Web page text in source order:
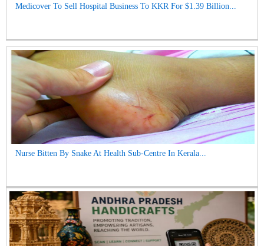
Medicover To Sell Hospital Business To KKR For $1.39 Billion...
Nurse Bitten By Snake At Health Sub-Centre In Kerala...